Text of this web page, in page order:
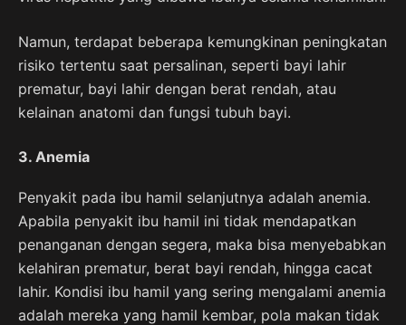
Namun, terdapat beberapa kemungkinan peningkatan
risiko tertentu saat persalinan, seperti bayi lahir
prematur, bayi lahir dengan berat rendah, atau
kelainan anatomi dan fungsi tubuh bayi.
3. Anemia
Penyakit pada ibu hamil selanjutnya adalah anemia.
Apabila penyakit ibu hamil ini tidak mendapatkan
penanganan dengan segera, maka bisa menyebabkan
kelahiran prematur, berat bayi rendah, hingga cacat
lahir. Kondisi ibu hamil yang sering mengalami anemia
adalah mereka yang hamil kembar, pola makan tidak